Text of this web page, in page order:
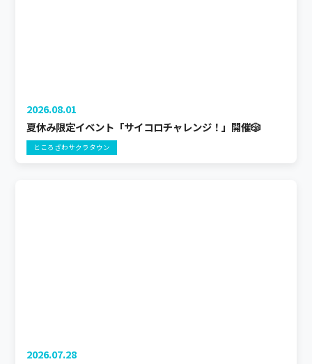
2026.08.01
夏休み限定イベント「サイコロチャレンジ！」開催🎲
ところざわサクラタウン
2026.07.28